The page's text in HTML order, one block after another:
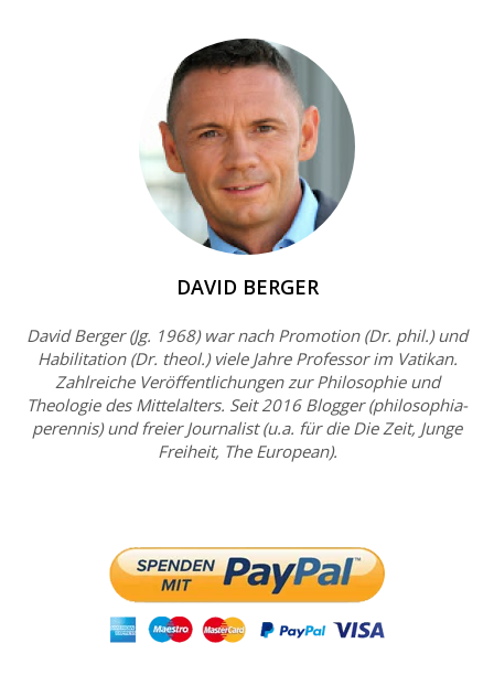
DAVID BERGER
David Berger (Jg. 1968) war nach Promotion (Dr. phil.) und
Habilitation (Dr. theol.) viele Jahre Professor im Vatikan.
Zahlreiche Veröffentlichungen zur Philosophie und
Theologie des Mittelalters. Seit 2016 Blogger (philosophia-
perennis) und freier Journalist (u.a. für die Die Zeit, Junge
Freiheit, The European).